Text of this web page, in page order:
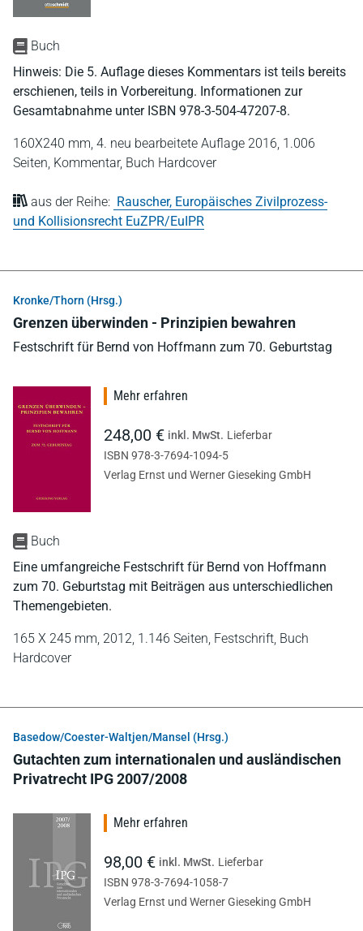
Buch
Hinweis: Die 5. Auflage dieses Kommentars ist teils bereits
erschienen, teils in Vorbereitung. Informationen zur
Gesamtabnahme unter ISBN 978-3-504-47207-8.
160X240 mm, 4. neu bearbeitete Auflage 2016, 1.006
Seiten, Kommentar, Buch Hardcover
aus der Reihe: Rauscher, Europäisches Zivilprozess-
und Kollisionsrecht EuZPR/EuIPR
Kronke/Thorn (Hrsg.)
Grenzen überwinden - Prinzipien bewahren
Festschrift für Bernd von Hoffmann zum 70. Geburtstag
Buch
Eine umfangreiche Festschrift für Bernd von Hoffmann
zum 70. Geburtstag mit Beiträgen aus unterschiedlichen
Themengebieten.
165 X 245 mm, 2012, 1.146 Seiten, Festschrift, Buch
Hardcover
Mehr erfahren
248,00 € inkl. MwSt. Lieferbar
ISBN 978-3-7694-1094-5
Verlag Ernst und Werner Gieseking GmbH
Basedow/Coester-Waltjen/Mansel (Hrsg.)
Gutachten zum internationalen und ausländischen
Privatrecht IPG 2007/2008
Mehr erfahren
98,00 € inkl. MwSt. Lieferbar
ISBN 978-3-7694-1058-7
Verlag Ernst und Werner Gieseking GmbH